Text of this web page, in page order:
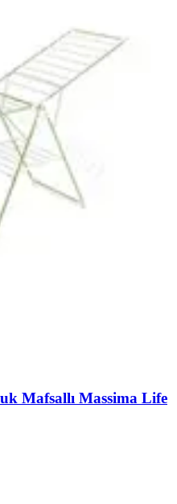
Mafsallı Massima Life